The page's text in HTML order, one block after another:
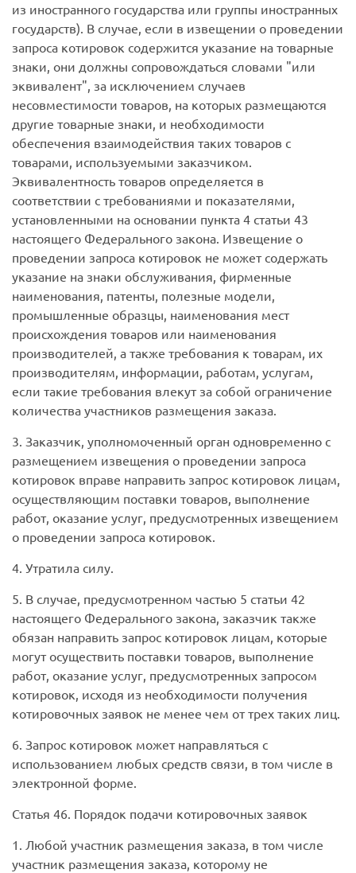
из иностранного государства или группы иностранных
государств). В случае, если в извещении о проведении
запроса котировок содержится указание на товарные
знаки, они должны сопровождаться словами "или
эквивалент", за исключением случаев
несовместимости товаров, на которых размещаются
другие товарные знаки, и необходимости
обеспечения взаимодействия таких товаров с
товарами, используемыми заказчиком.
Эквивалентность товаров определяется в
соответствии с требованиями и показателями,
установленными на основании пункта 4 статьи 43
настоящего Федерального закона. Извещение о
проведении запроса котировок не может содержать
указание на знаки обслуживания, фирменные
наименования, патенты, полезные модели,
промышленные образцы, наименования мест
происхождения товаров или наименования
производителей, а также требования к товарам, их
производителям, информации, работам, услугам,
если такие требования влекут за собой ограничение
количества участников размещения заказа.
3. Заказчик, уполномоченный орган одновременно с
размещением извещения о проведении запроса
котировок вправе направить запрос котировок лицам,
осуществляющим поставки товаров, выполнение
работ, оказание услуг, предусмотренных извещением
о проведении запроса котировок.
4. Утратила силу.
5. В случае, предусмотренном частью 5 статьи 42
настоящего Федерального закона, заказчик также
обязан направить запрос котировок лицам, которые
могут осуществить поставки товаров, выполнение
работ, оказание услуг, предусмотренных запросом
котировок, исходя из необходимости получения
котировочных заявок не менее чем от трех таких лиц.
6. Запрос котировок может направляться с
использованием любых средств связи, в том числе в
электронной форме.
Статья 46. Порядок подачи котировочных заявок
1. Любой участник размещения заказа, в том числе
участник размещения заказа, которому не